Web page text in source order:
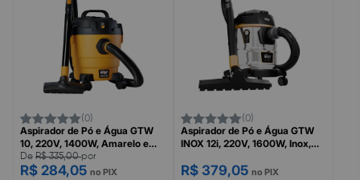
(0)
Aspirador de Pó e Água GTW
10, 220V, 1400W, Amarelo e
Preto, WAP
De R$ 335,00por
R$ 284,05 no PIX
(0)
Aspirador de Pó e Água GTW
INOX 12i, 220V, 1600W, Inox,
R$ 379,05 no PIX